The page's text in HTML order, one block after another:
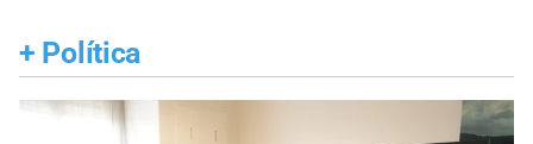
+ Política